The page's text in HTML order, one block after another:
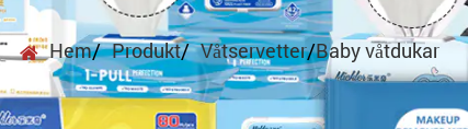
Hem/ Produkt/ Våtservetter/Baby våtdukar